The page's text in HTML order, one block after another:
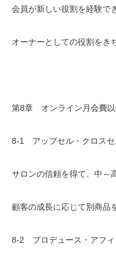
会員が新しい役割を経験で
オーナーとしての役割をき
第8章 オンライン月会費以
8-1 アップセル・クロスセ
サロンの信頼を得て、中～
顧客の成長に応じて別商品
8-2 プロデュース・アフィ